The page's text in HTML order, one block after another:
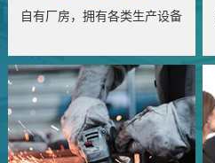
自有厂房，拥有各类生产设备